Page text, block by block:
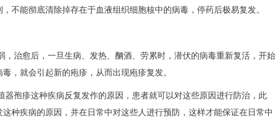
不能彻底清除掉存在于血液组织细胞核中的病毒，停药后极易复发。
，治愈后，一旦生病、发热、酗酒、劳累时，潜伏的病毒重新复活，开始
，就会引起新的疱疹，从而出现疱疹复发。
器孢疹这种疾病反复发作的原因，患者就可以对这些原因进行防治，此
种疾病的原因，并在日常中对这些人进行预防，这样才能保证在日常中